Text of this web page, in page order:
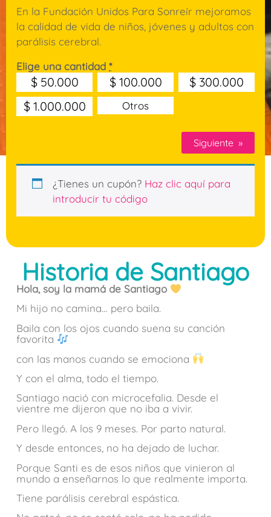
En la Fundación Unidos Para Sonreír mejoramos
la calidad de vida de niños, jóvenes y adultos con
parálisis cerebral.
Elige una cantidad *
$50.000 $100.000 $ 300.000
$1.000.000 Otros
»
¿Tienes un cupón? Haz clic aquí para
introducir tu código
Historia de Santiago
Hola, soy la mamá de Santiago
Mi hijo no camina… pero baila.
Baila con los ojos cuando suena su canción
favorita
con las manos cuando se emociona
Y con el alma, todo el tiempo.
Santiago nació con microcefalia. Desde el
vientre me dijeron que no iba a vivir.
Pero llegó. A los 9 meses. Por parto natural.
Y desde entonces, no ha dejado de luchar.
Porque Santi es de esos niños que vinieron al
mundo a enseñarnos lo que realmente importa.
Tiene parálisis cerebral espástica.